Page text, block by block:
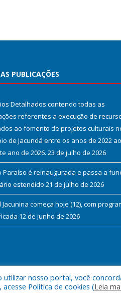
PUBLICAÇÕES
Detalhados contendo todas as
referentes a execução de
ao fomento de projetos culturais
de Jacundá entre os anos de 2022 ao
ano de 2026. 23 de julho de 2026
Paraíso é reinaugurada e passa a
estendido 21 de julho de 2026
Jacunina começa hoje (12), com
12 de junho de 2026
nosso portal, você
Política de cookies (Leia